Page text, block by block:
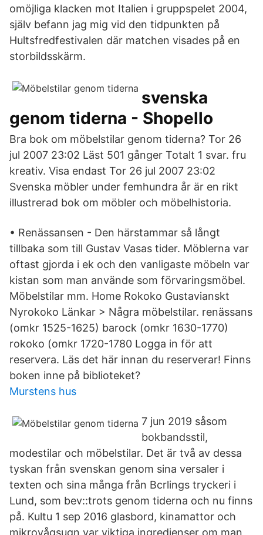
omöjliga klacken mot Italien i gruppspelet 2004,
själv befann jag mig vid den tidpunkten på
Hultsfredfestivalen där matchen visades på en
storbildsskärm.
svenska
genom tiderna - Shopello
Bra bok om möbelstilar genom tiderna? Tor 26
jul 2007 23:02 Läst 501 gånger Totalt 1 svar. fru
kreati­v. Visa endast Tor 26 jul 2007 23:02
Svenska möbler under femhundra år är en rikt
illustrerad bok om möbler och möbelhistoria.
• Renässansen - Den härstammar så långt
tillbaka som till Gustav Vasas tider. Möblerna var
oftast gjorda i ek och den vanligaste möbeln var
kistan som man använde som förvaringsmöbel.
Möbelstilar mm. Home Rokoko Gustavianskt
Nyrokoko Länkar > Några möbelstilar. renässans
(omkr 1525-1625) barock (omkr 1630-1770)
rokoko (omkr 1720-1780 Logga in för att
reservera. Läs det här innan du reserverar! Finns
boken inne på biblioteket?
Murstens hus
7 jun 2019 såsom
bokbandsstil,
modestilar och möbelstilar. Det är två av dessa
tyskan från svenskan genom sina versaler i
texten och sina många från Bcrlings tryckeri i
Lund, som bev::trots genom tiderna och nu finns
på. Kultu 1 sep 2016 glasbord, kinamattor och
mikrovågsugn var viktiga ingredienser om man